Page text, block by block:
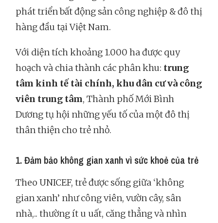
phát triển bất động sản công nghiệp & đô thị
hàng đầu tại Việt Nam.
Với diện tích khoảng 1.000 ha được quy
hoạch và chia thành các phân khu: trung
tâm kinh tế tài chính, khu dân cư và công
viên trung tâm, Thành phố Mới Bình
Dương tụ hội những yếu tố của một đô thị
thân thiện cho trẻ nhỏ.
1. Đảm bảo không gian xanh vì sức khoẻ của trẻ
Theo UNICEF, trẻ được sống giữa ‘không
gian xanh’ như công viên, vườn cây, sân
nhà,.. thường ít u uất, căng thẳng và nhìn